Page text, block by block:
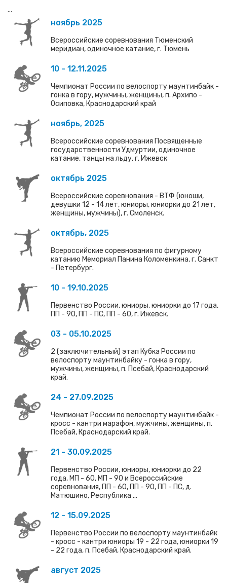
...
ноябрь 2025
Всероссийские соревнования Тюменский
меридиан, одиночное катание, г. Тюмень
10 - 12.11.2025
Чемпионат России по велоспорту маунтинбайк -
гонка в гору, мужчины, женщины, п. Архипо -
Осиповка, Краснодарский край
ноябрь, 2025
Всероссийские соревнования Посвященные
государственности Удмуртии, одиночное
катание, танцы на льду, г. Ижевск
октябрь 2025
Всероссийские соревнования - ВТФ (юноши,
девушки 12 - 14 лет, юниоры, юниорки до 21 лет,
женщины, мужчины), г. Смоленск.
октябрь, 2025
Всероссийские соревнования по фигурному
катанию Мемориал Панина Коломенкина, г. Санкт
- Петербург.
10 - 19.10.2025
Первенство России, юниоры, юниорки до 17 года,
ПП - 90, ПП - ПС, ПП - 60, г. Ижевск.
03 - 05.10.2025
2 (заключительный) этап Кубка России по
велоспорту маунтинбайку - гонка в гору,
мужчины, женщины, п. Псебай, Краснодарский
край.
24 - 27.09.2025
Чемпионат России по велоспорту маунтинбайк -
кросс - кантри марафон, мужчины, женщины, п.
Псебай, Краснодарский край.
21 - 30.09.2025
Первенство России, юниоры, юниорки до 22
года, МП - 60, МП - 90 и Всероссийские
соревнования, ПП - 60, ПП - 90, ПП - ПС, д.
Матюшино, Республика ...
12 - 15.09.2025
Первенство России по велоспорту маунтинбайк
- кросс - кантри юниоры 19 - 22 года, юниорки 19
- 22 года, п. Псебай, Краснодарский край.
август 2025